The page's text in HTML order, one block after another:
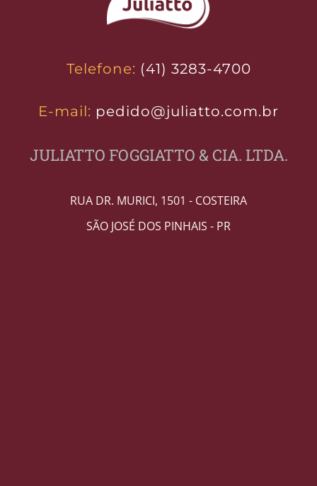
Telefone: (41) 3283-4700
E-mail: pedido@juliatto.com.br
JULIATTO FOGGIATTO & CIA. LTDA.
RUA DR. MURICI, 1501 - COSTEIRA
SÃO JOSÉ DOS PINHAIS - PR